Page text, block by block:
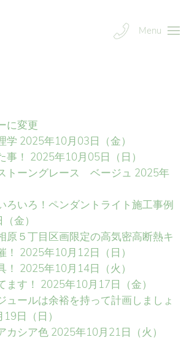
Menu
に変更
学 2025年10月03日（金）
事！ 2025年10月05日（日）
トーングレース ベージュ 2025年
ろいろ！ペンダントライト施工事例
金）
原５丁目区画限定の高気密高断熱キ
！ 2025年10月12日（日）
！ 2025年10月14日（火）
ます！ 2025年10月17日（金）
ュールは余裕を持って計画しましょ
日（日）
カシア色 2025年10月21日（火）